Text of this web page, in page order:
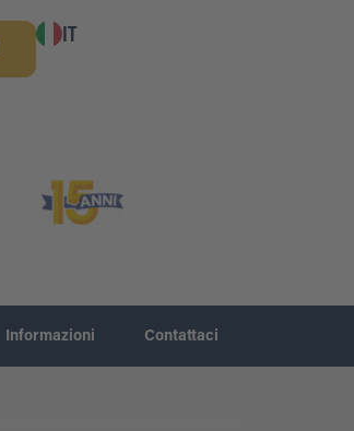
IT
Informazioni Contattaci